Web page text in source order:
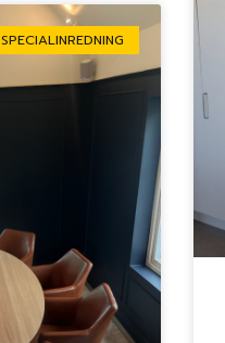
SPECIALINREDNING